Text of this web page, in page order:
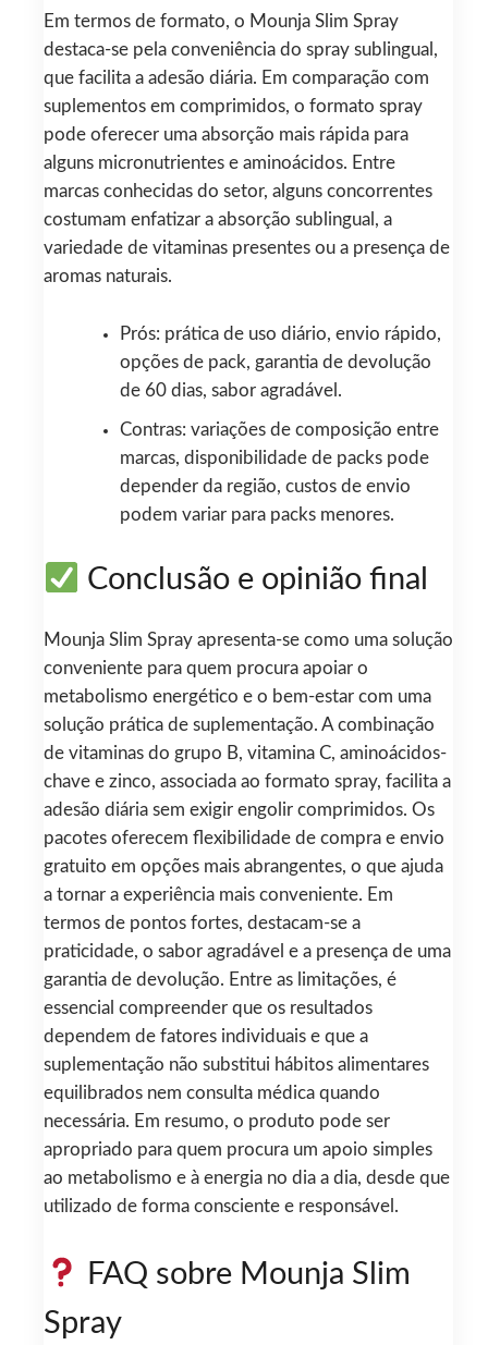
Em termos de formato, o Mounja Slim Spray
destaca-se pela conveniência do spray sublingual,
que facilita a adesão diária. Em comparação com
suplementos em comprimidos, o formato spray
pode oferecer uma absorção mais rápida para
alguns micronutrientes e aminoácidos. Entre
marcas conhecidas do setor, alguns concorrentes
costumam enfatizar a absorção sublingual, a
variedade de vitaminas presentes ou a presença de
aromas naturais.
Prós: prática de uso diário, envio rápido,
opções de pack, garantia de devolução
de 60 dias, sabor agradável.
Contras: variações de composição entre
marcas, disponibilidade de packs pode
depender da região, custos de envio
podem variar para packs menores.
Conclusão e opinião final
Mounja Slim Spray apresenta-se como uma solução
conveniente para quem procura apoiar o
metabolismo energético e o bem-estar com uma
solução prática de suplementação. A combinação
de vitaminas do grupo B, vitamina C, aminoácidos-
chave e zinco, associada ao formato spray, facilita a
adesão diária sem exigir engolir comprimidos. Os
pacotes oferecem flexibilidade de compra e envio
gratuito em opções mais abrangentes, o que ajuda
a tornar a experiência mais conveniente. Em
termos de pontos fortes, destacam-se a
praticidade, o sabor agradável e a presença de uma
garantia de devolução. Entre as limitações, é
essencial compreender que os resultados
dependem de fatores individuais e que a
suplementação não substitui hábitos alimentares
equilibrados nem consulta médica quando
necessária. Em resumo, o produto pode ser
apropriado para quem procura um apoio simples
ao metabolismo e à energia no dia a dia, desde que
utilizado de forma consciente e responsável.
FAQ sobre Mounja Slim
Spray